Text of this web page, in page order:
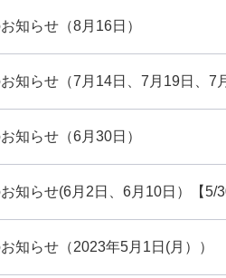
知らせ（8月16日）
知らせ（7月14日、7月19日、7
知らせ（6月30日）
知らせ(6月2日、6月10日）【5/
知らせ（2023年5月1日(月））